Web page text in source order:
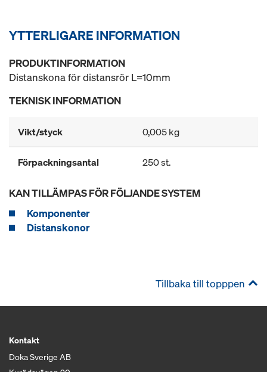
YTTERLIGARE INFORMATION
PRODUKTINFORMATION
Distanskona för distansrör L=10mm
TEKNISK INFORMATION
Vikt/styck 0,005 kg
Förpackningsantal 250 st.
KAN TILLÄMPAS FÖR FÖLJANDE SYSTEM
Komponenter
Distanskonor
Tillbaka till topppen
Kontakt
Doka Sverige AB